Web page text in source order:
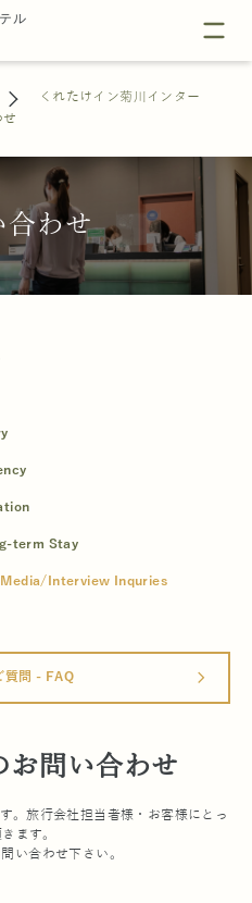
くれたけイン菊川インター
合わせ
term Stay
Media/Interview Inquries
質問 - FAQ arrow_forward_ios
お問い合わせ
。旅行会社担当者様・お客様にとっ
ます。
い合わせ下さい。